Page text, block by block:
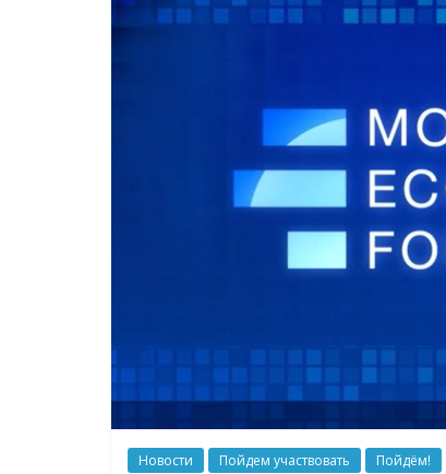
Новости Пойдем участвовать Пойдём!